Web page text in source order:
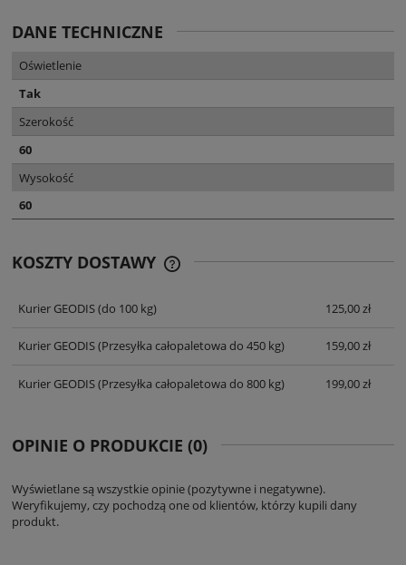
DANE TECHNICZNE
Oświetlenie
Tak
Szerokość
60
Wysokość
60
KOSZTY DOSTAWY
Kurier GEODIS(do 100 kg) 125,00 zł
Kurier GEODIS(Przesyłka całopaletowa do 450 kg) 159,00 zł
Kurier GEODIS(Przesyłka całopaletowa do 800 kg) 199,00 zł
OPINIE O PRODUKCIE (0)
Wyświetlane są wszystkie opinie (pozytywne i negatywne).
Weryfikujemy, czy pochodzą one od klientów, którzy kupili dany
produkt.